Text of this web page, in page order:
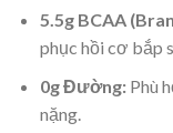
5.5g BCAA
phục hồi cơ bắp
0g Đường:Phù
nặng.